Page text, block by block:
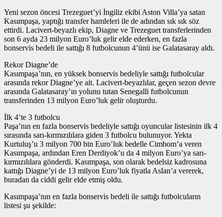
Yeni sezon öncesi Trezeguet’yi İngiliz ekibi Aston Villa’ya satan
Kasımpaşa, yaptığı transfer hamleleri ile de adından sık sık söz
ettirdi. Lacivert-beyazlı ekip, Diagne ve Trezeguet transferlerinden
son 6 ayda 23 milyon Euro’luk gelir elde ederken, en fazla
bonservis bedeli ile sattığı 8 futbolcunun 4’ünü ise Galatasaray aldı.
Rekor Diagne’de
Kasımpaşa’nın, en yüksek bonservis bedeliyle sattığı futbolcular
arasında rekor Diagne’ye ait. Lacivert-beyazlılar, geçen sezon devre
arasında Galatasaray’ın yolunu tutan Senegalli futbolcunun
transferinden 13 milyon Euro’luk gelir oluşturdu.
İlk 4’te 3 futbolcu
Paşa’nın en fazla bonservis bedeliyle sattığı oyuncular listesinin ilk 4
sırasında sarı-kırmızılılara giden 3 futbolcu bulunuyor. Yekta
Kurtuluş’u 3 milyon 700 bin Euro’luk bedelle Cimbom’a veren
Kasımpaşa, ardından Eren Derdiyok’u da 4 milyon Euro’ya sarı-
kırmızılılara gönderdi. Kasımpaşa, son olarak bedelsiz kadrosuna
kattığı Diagne’yi de 13 milyon Euro’luk fiyatla Aslan’a vererek,
buradan da ciddi gelir elde etmiş oldu.
Kasımpaşa’nın en fazla bonservis bedeli ile sattığı futbolcuların
listesi şu şekilde: